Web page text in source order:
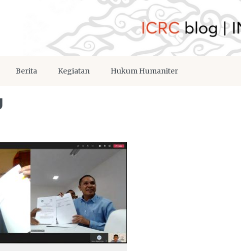
Berita Kegiatan Hukum Humaniter